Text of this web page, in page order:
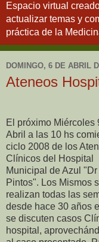
Espacio virtual
actualizar temas y
práctica de la
DOMINGO, 6 DE ABRIL
Ateneos
El próximo Miércoles
Abril a las 10 hs
ciclo 2008 de los
Clínicos del Hospital
Municipal de Azul "Dr
Pintos". Los Mismos
realizan todas las
desde hace 30 años
se discuten casos
hospital,